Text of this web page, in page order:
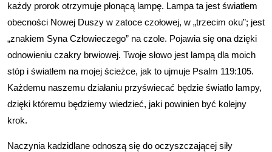
każdy prorok otrzymuje płonącą lampę. Lampa ta jest światłem
obecności Nowej Duszy w zatoce czołowej, w „trzecim oku”; jest
„znakiem Syna Człowieczego” na czole. Pojawia się ona dzięki
odnowieniu czakry brwiowej. Twoje słowo jest lampą dla moich
stóp i światłem na mojej ścieżce, jak to ujmuje Psalm 119:105.
Każdemu naszemu działaniu przyświecać będzie światło lampy,
dzięki któremu będziemy wiedzieć, jaki powinien być kolejny
krok.
Naczynia kadzidlane odnoszą się do oczyszczającej siły